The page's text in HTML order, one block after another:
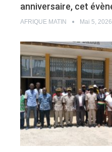
anniversaire, cet
AFRIQUE MATIN Mai 5, 2026